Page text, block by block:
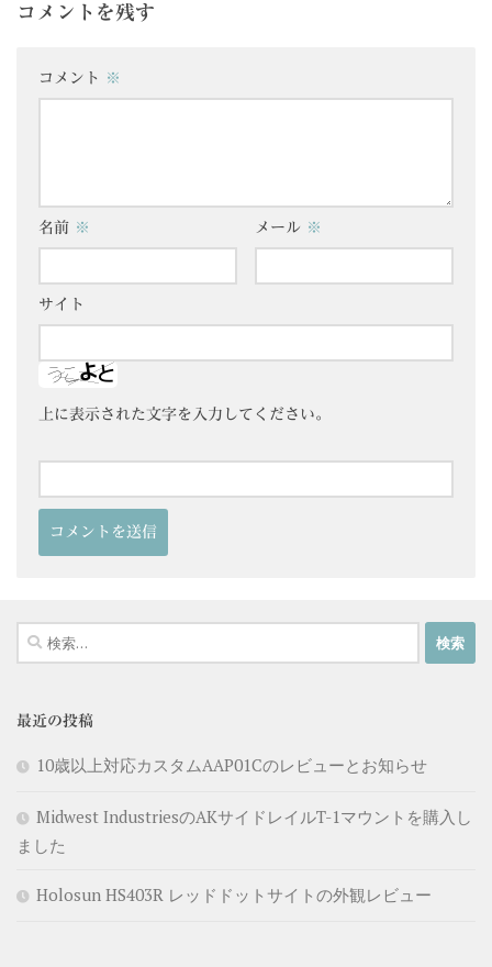
コメントを残す
コメント ※
名前 ※ メール ※
サイト
上に表示された文字を入力してください。
検
索:
最近の投稿
10歳以上対応カスタムAAP01Cのレビューとお知らせ
Midwest IndustriesのAKサイドレイルT-1マウントを購入し
ました
Holosun HS403R レッドドットサイトの外観レビュー